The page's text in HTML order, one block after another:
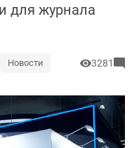
для журнала
Новости 3281